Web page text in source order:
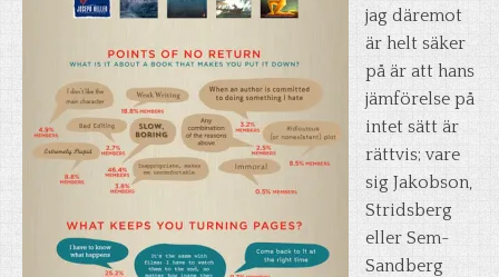
jag däremot
är helt säker
på är att hans
jämförelse på
intet sätt är
rättvis; vare
sig Jakobson,
Stridsberg
eller Sem-
Sandberg